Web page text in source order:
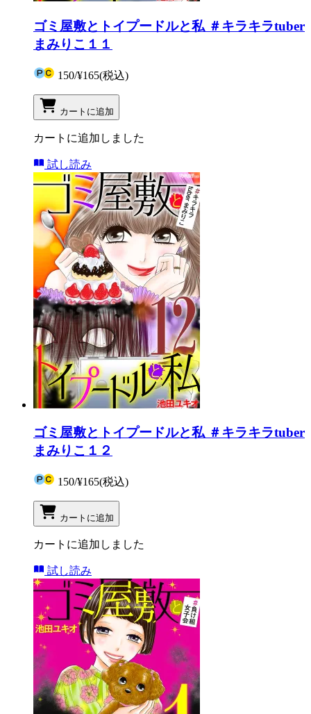
ゴミ屋敷とトイプードルと私 ＃キラキラtuber
まみりこ１１
150/¥165(税込)
カートに追加
カートに追加しました
試し読み
ゴミ屋敷とトイプードルと私 ＃キラキラtuber
まみりこ１２
150/¥165(税込)
カートに追加
カートに追加しました
試し読み